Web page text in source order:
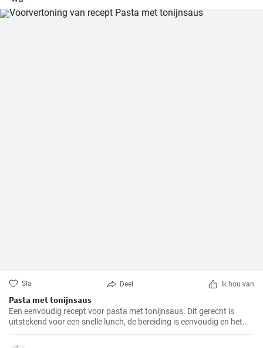
Sla Deel Ik hou van
Pasta met tonijnsaus
Een eenvoudig recept voor pasta met tonijnsaus. Dit gerecht is
uitstekend voor een snelle lunch, de bereiding is eenvoudig en het
resultaat uitstekend.